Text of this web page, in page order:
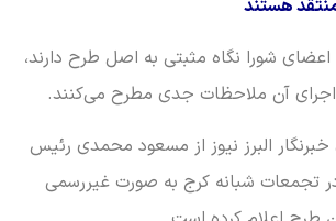
هستند
شورا نگاه مثبتی به اصل طرح دارند،
آن ملاحظات جدی مطرح می‌کنند.
البرز نیوز از مسعود محمدی رئیس
تجمعات شبانه کرج به صورت غیررسمی